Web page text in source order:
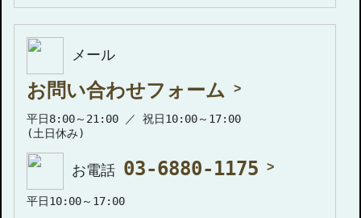
メール
お問い合わせフォーム
平日8:00～21:00 ／ 祝日10:00～17:00
(土日休み)
お電話 03-6880-1175
平日10:00～17:00